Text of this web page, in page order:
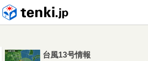
台風13号情報